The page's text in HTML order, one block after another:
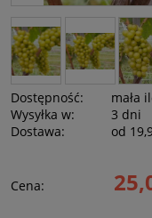
Dostępność:
mała
Wysyłka w:
3 dni
Dostawa:
od
Cena nie zawiera
Cena: